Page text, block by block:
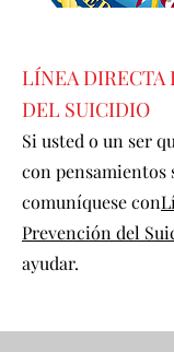
LÍNEA DIRECTA
DEL SUICIDIO
Si usted o un ser
con pensamientos
comuníquese con
Prevención del
ayudar.